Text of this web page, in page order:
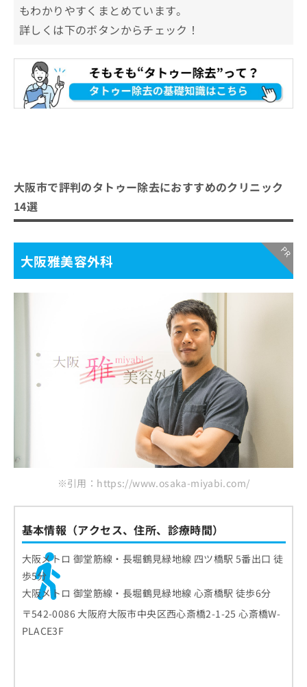
もわかりやすくまとめています。
詳しくは下のボタンからチェック！
大阪市で評判のタトゥー除去におすすめのクリニック
14選
大阪雅美容外科
※引用：https://www.osaka-miyabi.com/
基本情報（アクセス、住所、診療時間）
大阪メトロ 御堂筋線・長堀鶴見緑地線 四ツ橋駅 5番出口 徒
歩5分
大阪メトロ 御堂筋線・長堀鶴見緑地線 心斎橋駅 徒歩6分
〒542-0086 大阪府大阪市中央区西心斎橋2-1-25 心斎橋W-
PLACE3F